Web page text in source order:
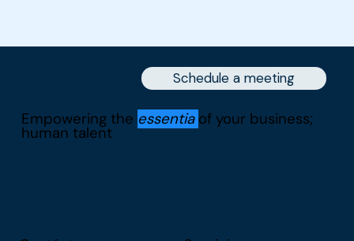
Schedule a meeting
Empowering the essentia of your business;
human talent